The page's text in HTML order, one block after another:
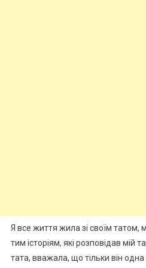
Я все життя жила зі своїм татом,
тим історіям, які розповідав мій
тата, вважала, що тільки він